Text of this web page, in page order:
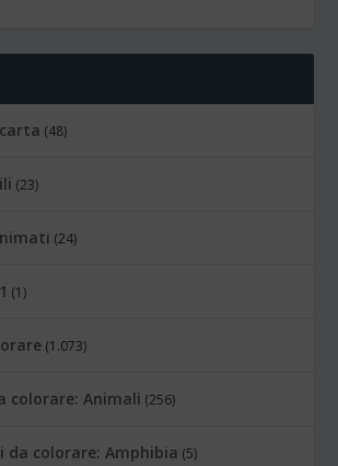
(48)
(23)
(24)
(1)
(1.073)
colorare: Animali (256)
da colorare: Amphibia (5)